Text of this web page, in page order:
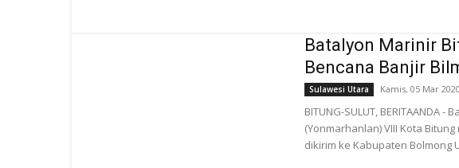
Batalyon Marinir
Bencana Banjir
Sulawesi Utara Kamis, 05 Mar
BITUNG-SULUT, BERITAANDA
(Yonmarhanlan) VIII Kota
dikirim ke Kabupaten Bolmong